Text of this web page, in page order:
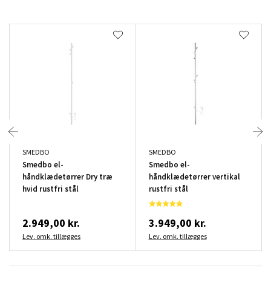
SMEDBO
Smedbo el-
håndklædetørrer Dry træ
hvid rustfri stål
2.949,00 kr.
Lev. omk. tillægges
SMEDBO
Smedbo el-
håndklædetørrer vertikal
rustfri stål
3.949,00 kr.
Lev. omk. tillægges